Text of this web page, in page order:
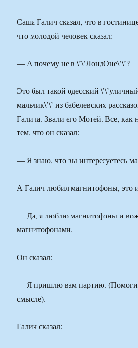
Саша Галич сказал, что в
что молодой человек сказал:
— А почему не в \’\’ЛондОне\’\’?
Это был такой одесский
мальчик\’\’ из бабелевских
Галича. Звали его Мотей. Все, как
тем, что он сказал:
— Я знаю, что вы интересуетесь
А Галич любил магнитофоны, это
— Да, я люблю магнитофоны и
магнитофонами.
Он сказал:
— Я пришлю вам партию.
смысле).
Галич сказал: